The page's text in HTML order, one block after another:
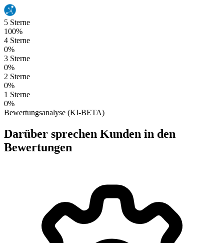
5 Sterne
100%
4 Sterne
0%
3 Sterne
0%
2 Sterne
0%
1 Sterne
0%
Bewertungsanalyse (KI-BETA)
Darüber sprechen Kunden in den
Bewertungen